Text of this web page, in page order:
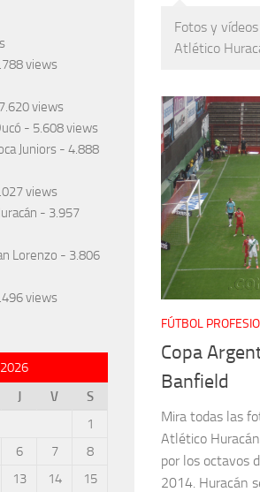
Fotos y
Atlético
FÚTBOL
Copa
Banfield
Mira todas las
Atlético
por los octavos
2014. Huracán
views
views
- 5.608 views
Juniors - 4.888
views
- 3.957
Lorenzo - 3.806
views
J V
S
1
6 7
8
13 14
15